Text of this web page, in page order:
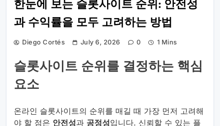
한눈에 보는 슬롯사이트 순위: 안전성
과 수익률을 모두 고려하는 방법
Diego Cortés July 6, 2026 0 1 Mins
슬롯사이트 순위를 결정하는 핵심
요소
온라인 슬롯사이트의 순위를 매길 때 가장 먼저 고려해
야 할 점은 안전성과 공정성입니다. 신뢰할 수 있는 플